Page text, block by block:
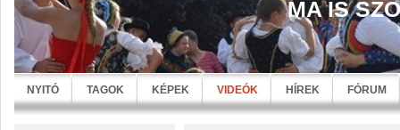
MA IS
NYITÓ TAGOK KÉPEK VIDEÓK HÍREK FÓRUM